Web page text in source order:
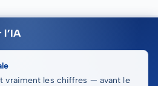
l’IA
vraiment les chiffres — avant le